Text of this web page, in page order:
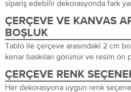
sipariş edebilir dekorasyonda fark
ÇERÇEVE VE KANVAS
BOŞLUK
Tablo ile çerçeve arasındaki 2 cm
kenar baskıları görünür ve resim ön
ÇERÇEVE RENK
Her dekorasyona uygun renk